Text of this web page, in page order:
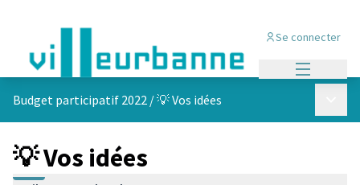
Se connecter
Budget participatif 2022 /💡 Vos idées
💡 Vos idées